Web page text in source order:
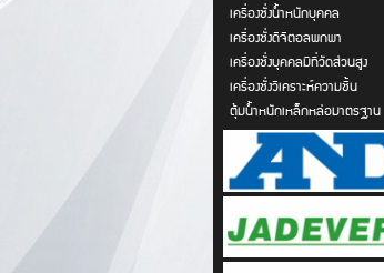
เครื่องชั่งน้ำหนักบุคคล
เครื่องชั่งดิจิตอลพกพา
เครื่องชั่งบุคคลมีที่วัดส่วนสูง
เครื่องชั่งวิเคราะห์ความชื้น
ตุ้มน้ำหนักเหล็กหล่อมาตรฐาน